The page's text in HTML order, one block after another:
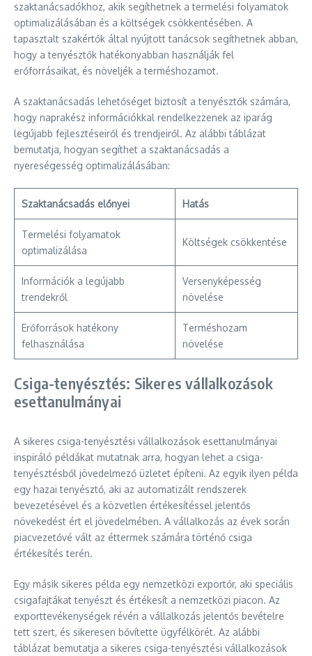
szaktanácsadókhoz, akik segíthetnek a termelési folyamatok
optimalizálásában és a költségek csökkentésében. A
tapasztalt szakértők által nyújtott tanácsok segíthetnek abban,
hogy a tenyésztők hatékonyabban használják fel
erőforrásaikat, és növeljék a terméshozamot.
A szaktanácsadás lehetőséget biztosít a tenyésztők számára,
hogy naprakész információkkal rendelkezzenek az iparág
legújabb fejlesztéseiről és trendjeiről. Az alábbi táblázat
bemutatja, hogyan segíthet a szaktanácsadás a
nyereségesség optimalizálásában:
Szaktanácsadás előnyei Hatás
Termelési folyamatok
optimalizálása
Költségek csökkentése
Információk a legújabb
trendekről
Versenyképesség
növelése
Erőforrások hatékony
felhasználása
Terméshozam
növelése
Csiga-tenyésztés: Sikeres vállalkozások
esettanulmányai
A sikeres csiga-tenyésztési vállalkozások esettanulmányai
inspiráló példákat mutatnak arra, hogyan lehet a csiga-
tenyésztésből jövedelmező üzletet építeni. Az egyik ilyen példa
egy hazai tenyésztő, aki az automatizált rendszerek
bevezetésével és a közvetlen értékesítéssel jelentős
növekedést ért el jövedelmében. A vállalkozás az évek során
piacvezetővé vált az éttermek számára történő csiga
értékesítés terén.
Egy másik sikeres példa egy nemzetközi exportőr, aki speciális
csigafajtákat tenyészt és értékesít a nemzetközi piacon. Az
exporttevékenységek révén a vállalkozás jelentős bevételre
tett szert, és sikeresen bővítette ügyfélkörét. Az alábbi
táblázat bemutatja a sikeres csiga-tenyésztési vállalkozások